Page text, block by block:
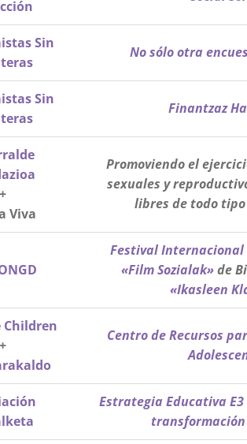
Sin
No sólo otra
Sin
Finantzaz
+
Viva
Promoviendo el
sexuales y
libres de todo
Festival Internacional
«Film Sozialak»de
«Ikasleen
Children
+
Centro de Recursos
Estrategia Educativa